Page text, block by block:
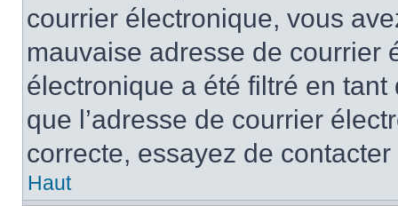
courrier électronique, vous
mauvaise adresse de courrier
électronique a été filtré en
que l’adresse de courrier
correcte, essayez de
Haut